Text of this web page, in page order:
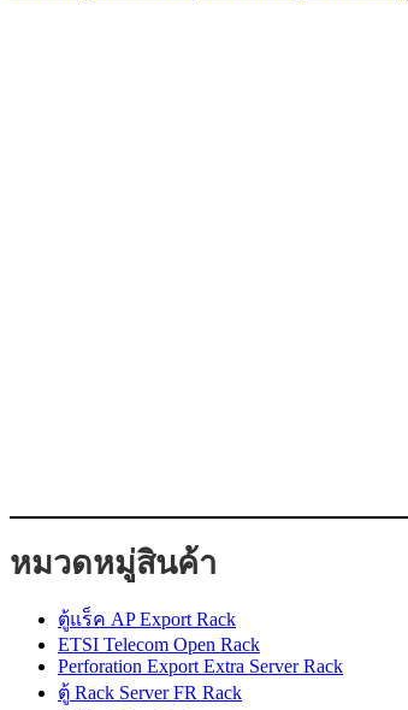
หมวดหมู่สินค้า
ตู้แร็ค AP Export Rack
ETSI Telecom Open Rack
Perforation Export Extra Server Rack
ตู้ Rack Server FR Rack